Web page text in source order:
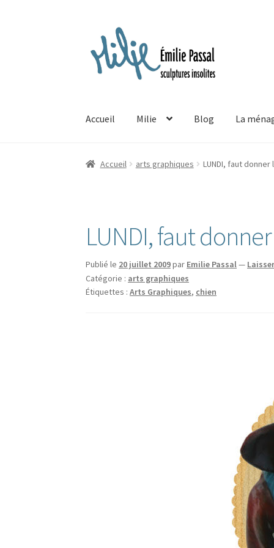
navigation
au
contenu
Accueil Milie Blog La
Accueil arts graphiques LUNDI, faut
LUNDI, faut
Publié le 20 juillet 2009par Emilie Passal—
Catégorie : arts graphiques
Étiquettes :Arts Graphiques, chien